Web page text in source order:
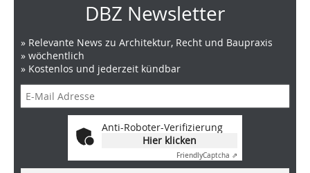
DBZ Newsletter
» Relevante News zu Architektur, Recht und Baupraxis
» wöchentlich
» Kostenlos und jederzeit kündbar
Anti-Roboter-Verifizierung
Hier klicken
FriendlyCaptcha ⇗